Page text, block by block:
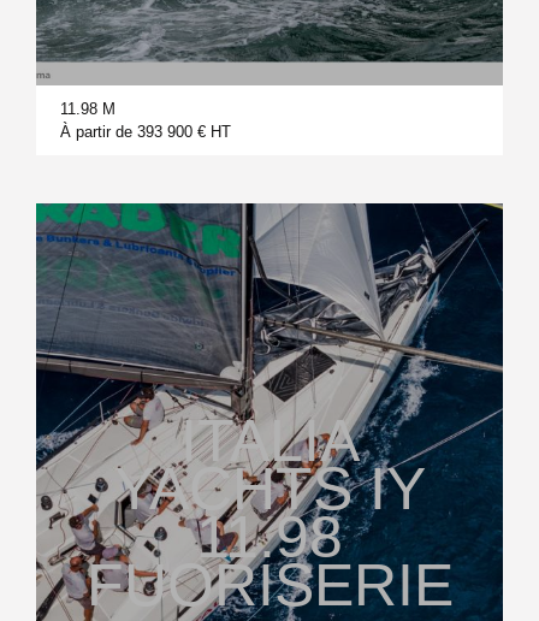
11.98 M
À partir de 393 900 € HT
ITALIA
YACHTS IY
11.98
FUORISERIE